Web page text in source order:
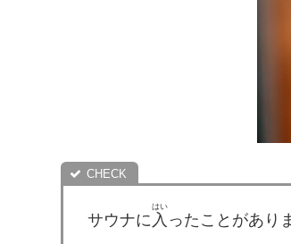
サウナに 入
はい
ったことがあり